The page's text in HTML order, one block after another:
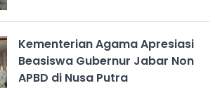
Kementerian Agama Apresiasi
Beasiswa Gubernur Jabar Non
APBD di Nusa Putra